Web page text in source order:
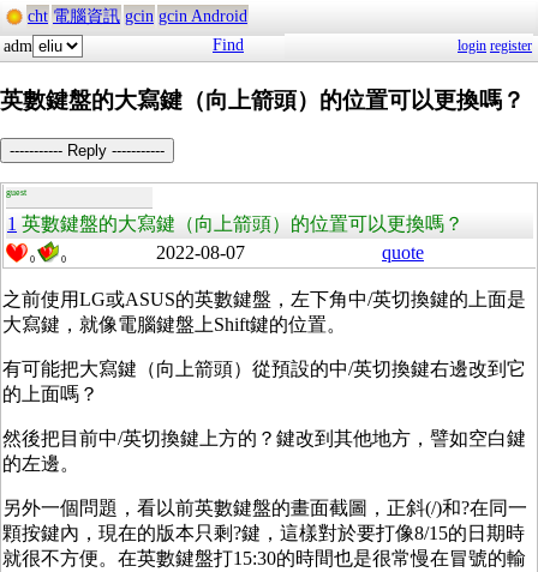
cht 電腦資訊 gcin gcin Android
adm
Find login register
英數鍵盤的大寫鍵（向上箭頭）的位置可以更換嗎？
----------- Reply -----------
guest
1 英數鍵盤的大寫鍵（向上箭頭）的位置可以更換嗎？
0 0 2022-08-07 quote
之前使用LG或ASUS的英數鍵盤，左下角中/英切換鍵的上面是
大寫鍵，就像電腦鍵盤上Shift鍵的位置。
有可能把大寫鍵（向上箭頭）從預設的中/英切換鍵右邊改到它
的上面嗎？
然後把目前中/英切換鍵上方的？鍵改到其他地方，譬如空白鍵
的左邊。
另外一個問題，看以前英數鍵盤的畫面截圖，正斜(/)和?在同一
顆按鍵內，現在的版本只剩?鍵，這樣對於要打像8/15的日期時
就很不方便。在英數鍵盤打15:30的時間也是很常慢在冒號的輸